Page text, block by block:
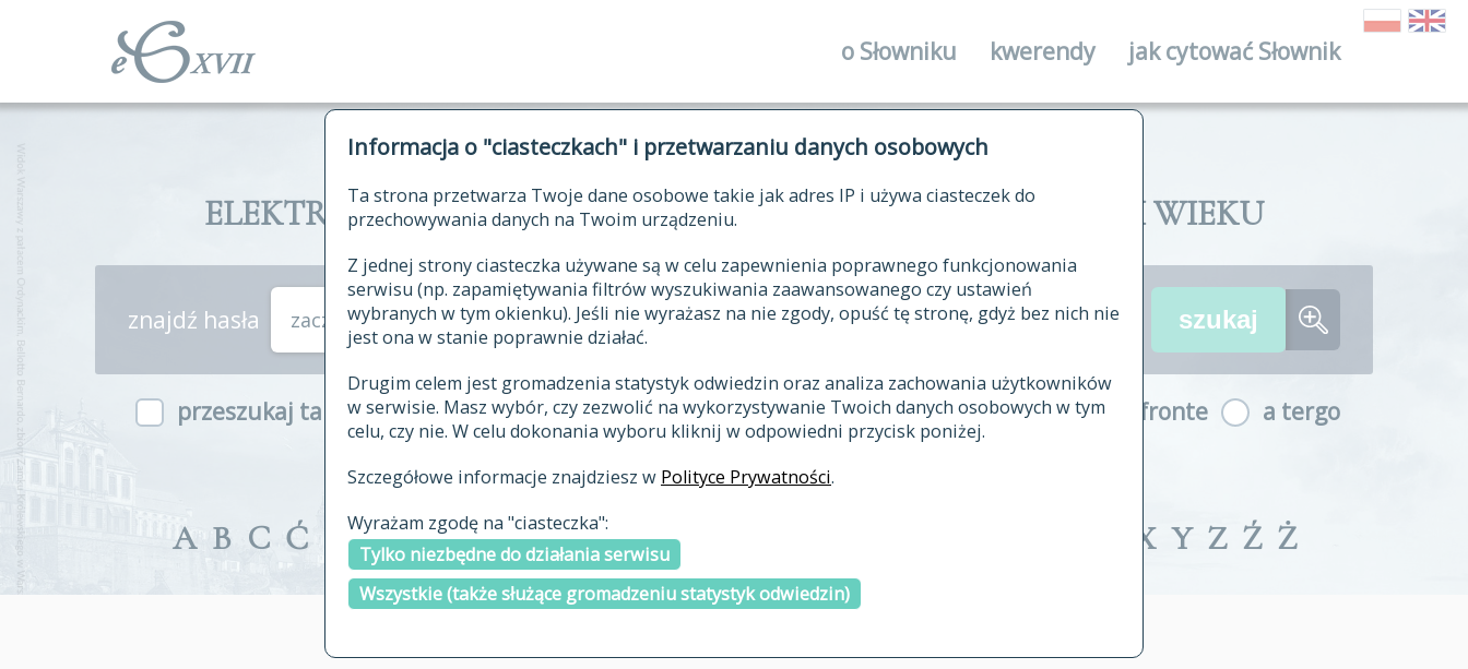
Informacja o "ciasteczkach" i przetwarzaniu danych osobowych
Ta strona przetwarza Twoje dane osobowe takie jak adres IP i używa ciasteczek do
przechowywania danych na Twoim urządzeniu.
Z jednej strony ciasteczka używane są w celu zapewnienia poprawnego funkcjonowania
serwisu (np. zapamiętywania filtrów wyszukiwania zaawansowanego czy ustawień
wybranych w tym okienku). Jeśli nie wyrażasz na nie zgody, opuść tę stronę, gdyż bez nich nie
jest ona w stanie poprawnie działać.
Drugim celem jest gromadzenia statystyk odwiedzin oraz analiza zachowania użytkowników
w serwisie. Masz wybór, czy zezwolić na wykorzystywanie Twoich danych osobowych w tym
celu, czy nie. W celu dokonania wyboru kliknij w odpowiedni przycisk poniżej.
Szczegółowe informacje znajdziesz w Polityce Prywatności.
Wyrażam zgodę na "ciasteczka":
Tylko niezbędne do działania serwisu
Wszystkie (także służące gromadzeniu statystyk odwiedzin)
o Słowniku
historia
publikacje
autorzy tekstów źródłowych
zasady opracowania
najnowsze hasła
ostatnio zmodyfikowane
kwerendy jak cytować Słownik
ELEKTRONICZNY SŁOWNIK JĘZYKA POLSKIEGO XVII I XVIII WIEKU
znajdź hasła zaczynające się od
przeszukaj także hasła w indeksie a fronte a tergo
A B C Ć E F G H I J K L Ł M X Y Z Ź Ż